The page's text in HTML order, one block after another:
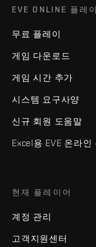
EVE ONLINE 플레이
무료 플레이
게임 다운로드
게임 시간 추가
시스템 요구사양
신규 회원 도움말
Excel용 EVE 온라인
현재 플레이어
계정 관리
고객지원센터